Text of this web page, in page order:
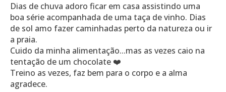
Dias de chuva adoro ficar em casa assistindo uma
boa série acompanhada de uma taça de vinho. Dias
de sol amo fazer caminhadas perto da natureza ou ir
a praia.
Cuido da minha alimentação...mas as vezes caio na
tentação de um chocolate ❤️
Treino as vezes, faz bem para o corpo e a alma